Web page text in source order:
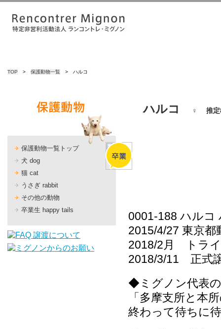
TOP > 保護動物一覧 > ハルコ
保護動物一覧トップ
犬 dog
猫 cat
うさぎ rabbit
その他の動物
卒業生 happy tails
ハルコ ♀ 推定
0001-188 ハルコ
2015/4/27 東京
2018/2月 トラ
2018/3/11 正式
◆ミグノン代表
「多摩支所と本
終わって待ちに